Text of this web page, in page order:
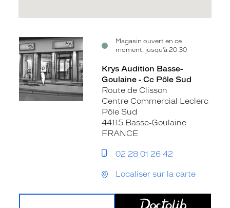
Magasin ouvert en ce
moment, jusqu’à 20:30
Voir
la
fiche
Krys Audition Basse-
Goulaine - Cc Pôle Sud
Route de Clisson
Centre Commercial Leclerc
Pôle Sud
44115 Basse-Goulaine
FRANCE
02 28 01 26 42
Localiser sur la carte